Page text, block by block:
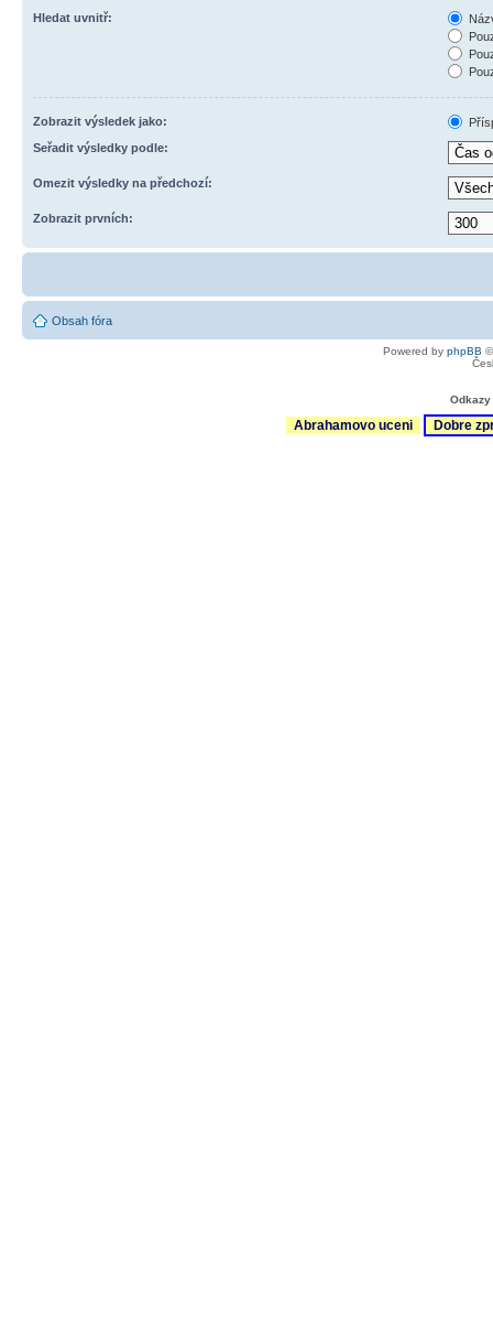
Hledat uvnitř:
Zobrazit výsledek jako:
Seřadit výsledky podle:
Omezit výsledky na předchozí:
Zobrazit prvních:
Obsah fóra
Powered by phpBB
Abrahamovo uceni Dobre